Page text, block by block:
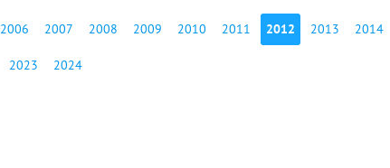
2006 2007 2008 2009 2010 2011 2012 2013 2014
2023 2024